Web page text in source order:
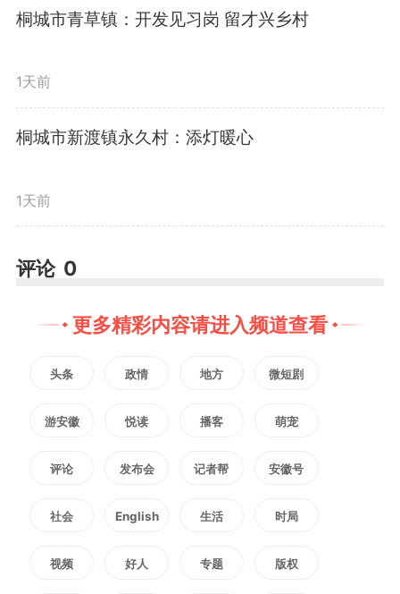
力度，推动乡村振兴工作从“被动
应考”向“主动作为”转变。
会议强调，要坚持人民至上、
维，坚决扛牢安全生产政治责任，
严之又严抓好省督察反馈问题整
作抓在日常；要坚持防汛抗旱两手
抓，加强监测预警和会商研判，落
实落细各项工作举措，全力守护人
民群众生命财产安全。
桐城市青草镇：开发见习岗 留才兴乡村
1天前
桐城市新渡镇永久村：添灯暖心
1天前
评论 0
更多精彩内容请进入频道查看
头条 政情 地方 微短剧
游安徽 悦读 播客 萌宠
评论 发布会 记者帮 安徽号
社会 English 生活 时局
视频 好人 专题 版权